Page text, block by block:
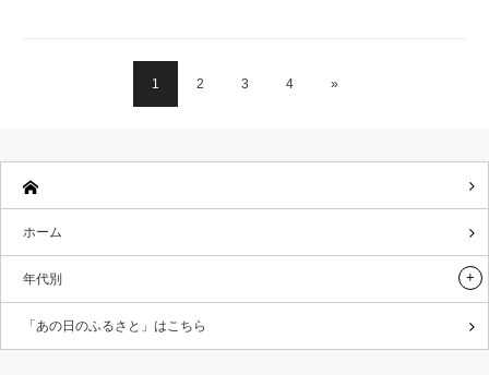
1 2 3 4 »
ホーム
年代別
「あの日のふるさと」はこちら